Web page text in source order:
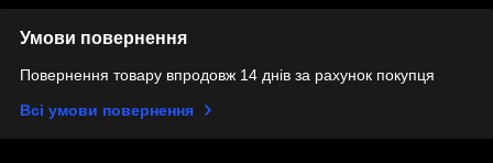
Умови повернення
Повернення товару впродовж 14 днів за рахунок покупця
Всі умови повернення